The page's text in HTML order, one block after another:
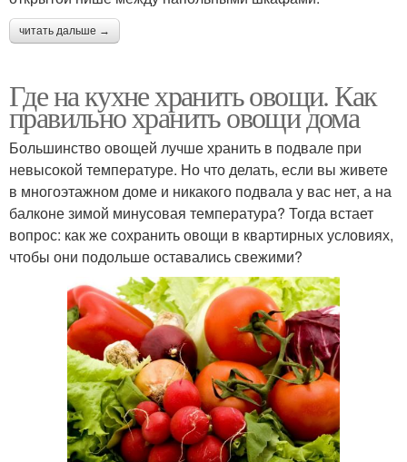
читать дальше →
Где на кухне хранить овощи. Как
правильно хранить овощи дома
Большинство овощей лучше хранить в подвале при
невысокой температуре. Но что делать, если вы живете
в многоэтажном доме и никакого подвала у вас нет, а на
балконе зимой минусовая температура? Тогда встает
вопрос: как же сохранить овощи в квартирных условиях,
чтобы они подольше оставались свежими?